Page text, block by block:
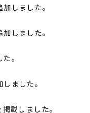
しました。
しました。
。
ました。
載しました。